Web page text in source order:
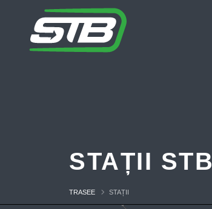
STAȚII STB
TRASEE STAȚII